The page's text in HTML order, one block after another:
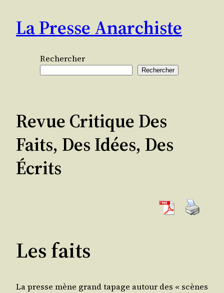
contenu
La Presse Anarchiste
Rechercher
Rechercher
Revue Critique Des
Faits, Des Idées, Des
Écrits
Les faits
La presse mène grand tapage autour des « scènes